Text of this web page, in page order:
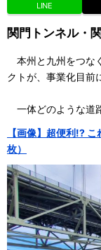
LINE
関門トンネル・
本州と九州をつな
クトが、事業化目前
一体どのような道
【画像】超便利!?
枚）